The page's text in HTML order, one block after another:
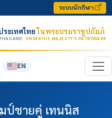
ระบบนักกีฬา
ะเทศไทยในพระบรมราชูปถัมภ์
· UNDER HIS MAJESTY’S PATRONAGE
EN
ป์ชายคู่ เทนนิส